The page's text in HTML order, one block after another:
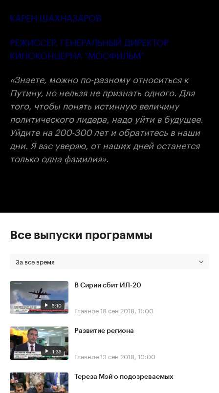
КАРЕН ШАХНАЗАРОВ
РЕЖИССЕР, ГЕНЕРАЛЬНЫЙ ДИРЕКТОР
КИНОКОНЦЕРНА "МОСФИЛЬМ"
«Знаете, можно по-разному относиться к
Путину, но нельзя не признать одного. Для
того, чтобы понять истинную величину
политического лидера, надо уйти в будущее.
Уйдите на 200-300 лет и обратитесь в наши
дни. Я вас уверяю, от наших дней останется
только одна фамилия».
Все выпуски программы
За все время
5:10
В Сирии сбит ИЛ-20
Главное18 сен 2018, 11:00
1:35
Развитие региона
Главное13 сен 2018, 10:00
Тереза Мэй о подозреваемых